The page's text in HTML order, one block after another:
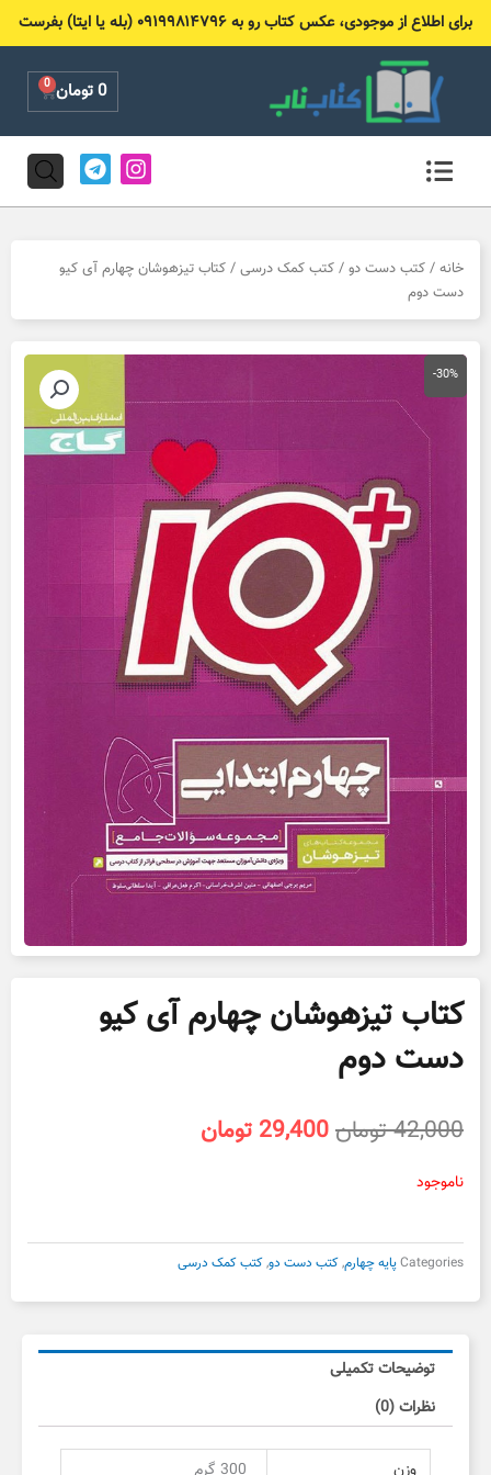
برای اطلاع از موجودی، عکس کتاب رو به ۰۹۱۹۹۸۱۴۷۹۶ (بله یا ایتا) بفرست
0تومان 0
Cart
I
n
s
g
a
T
e
l
g
r
m
خانه / کتب دست دو / کتب کمک درسی / کتاب تیزهوشان چهارم آی کیو
دست دوم
-30%
کتاب تیزهوشان چهارم آی کیو
دست دوم
42,000تومانقیمت
29,400 تومان
ناموجود
Categoriesپایه چهارم,کتب دست دو,کتب کمک درسی
توضیحات تکمیلی
نظرات (0)
وزن
300 گرم